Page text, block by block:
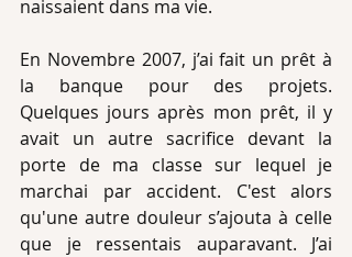
naissaient dans ma vie.
En Novembre 2007, j’ai fait un prêt à
la banque pour des projets.
Quelques jours après mon prêt, il y
avait un autre sacrifice devant la
porte de ma classe sur lequel je
marchai par accident. C'est alors
qu'une autre douleur s’ajouta à celle
que je ressentais auparavant. J’ai